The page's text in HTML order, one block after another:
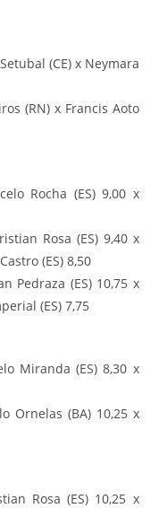
(CE) x Neymara
(RN) x Francis Aoto
Rocha (ES) 9,00 x
Rosa (ES) 9,40 x
(ES) 8,50
Pedraza (ES) 10,75 x
(ES) 7,75
Miranda (ES) 8,30 x
Ornelas (BA) 10,25 x
Rosa (ES) 10,25 x